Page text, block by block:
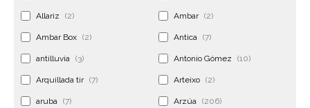
Allariz (2) Ambar (2)
Ambar Box (2) Antica (7)
antilluvia (3) Antonio Gómez (10)
Arquillada tir (7) Arteixo (2)
aruba (7) Arzúa (206)